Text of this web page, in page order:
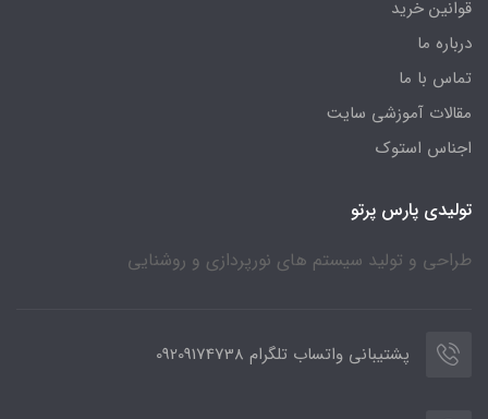
قوانین خرید
درباره ما
تماس با ما
مقالات آموزشی سایت
اجناس استوک
تولیدی پارس پرتو
طراحی و تولید سیستم های نورپردازی و روشنایی
پشتیبانی واتساب تلگرام 09209174738